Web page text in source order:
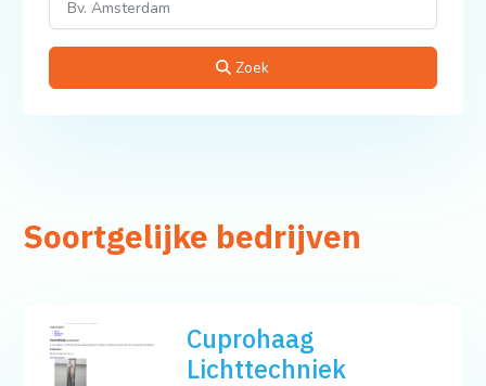
Zoek
Soortgelijke bedrijven
Cuprohaag
Lichttechniek